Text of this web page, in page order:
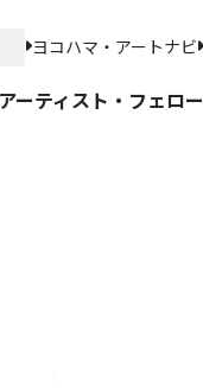
ヨコハマ・アートナビ
アーティスト・フェロー